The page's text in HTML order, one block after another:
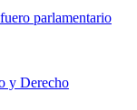
parlamentario
y Derecho